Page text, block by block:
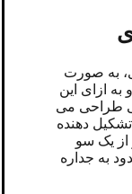
به صورت
ازای این
طراحی می
دهنده
از یک سو
به جداره